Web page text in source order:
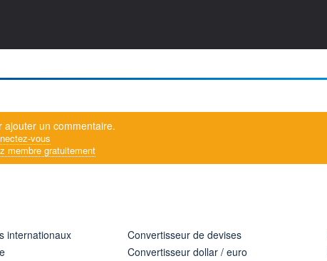
ajouter un commentaire.
vous
membre gratuitement
internationaux
Convertisseur de devises
Convertisseur dollar / euro